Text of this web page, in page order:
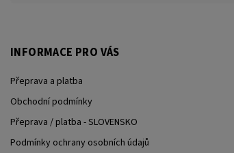
INFORMACE PRO VÁS
Přeprava a platba
Obchodní podmínky
Přeprava / platba - SLOVENSKO
Podmínky ochrany osobních údajů